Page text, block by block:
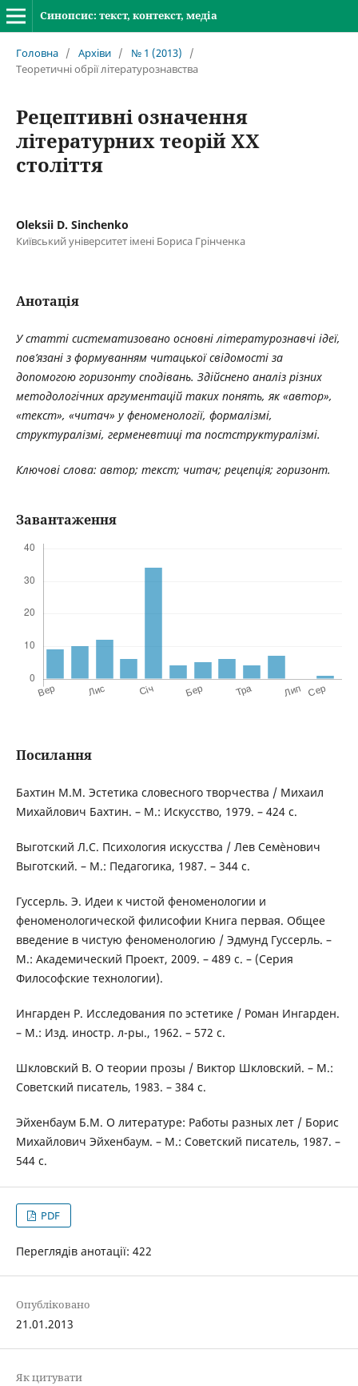
Синопсис: текст, контекст, медіа
Головна / Архіви / № 1 (2013)
/
Теоретичні обрії літературознавства
Рецептивні означення
літературних теорій ХХ
століття
Oleksii D. Sinchenko
Київський університет імені Бориса Грінченка
Анотація
У статті систематизовано основні літературознавчі ідеї,
пов’язані з формуванням читацької свідомості за
допомогою горизонту сподівань. Здійснено аналіз різних
методологічних аргументацій таких понять, як «автор»,
«текст», «читач» у феноменології, формалізмі,
структуралізмі, герменевтиці та постструктуралізмі.
Ключові слова: автор; текст; читач; рецепція; горизонт.
Завантаження
Посилання
Бахтин М.М. Эстетика словесного творчества / Михаил
Михайлович Бахтин. – М.: Искусство, 1979. – 424 с.
Выготский Л.С. Психология искусства / Лев Семѐнович
Выготский. – М.: Педагогика, 1987. – 344 с.
Гуссерль. Э. Идеи к чистой феноменологии и
феноменологической филисофии Книга первая. Общее
введение в чистую феноменологию / Эдмунд Гуссерль. –
М.: Академический Проект, 2009. – 489 с. – (Серия
Философские технологии).
Ингарден Р. Исследования по эстетике / Роман Ингарден.
– М.: Изд. иностр. л-ры., 1962. – 572 с.
Шкловский В. О теории прозы / Виктор Шкловский. – М.:
Советский писатель, 1983. – 384 с.
Эйхенбаум Б.М. О литературе: Работы разных лет / Борис
Михайлович Эйхенбаум. – М.: Советский писатель, 1987. –
544 с.
PDF
Переглядів анотації: 422
Опубліковано
21.01.2013
Як цитувати